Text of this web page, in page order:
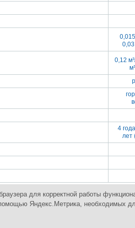
0,12
4
лет
Контакты Карта сайта
для корректной работы
Яндекс.Метрика, необходимых